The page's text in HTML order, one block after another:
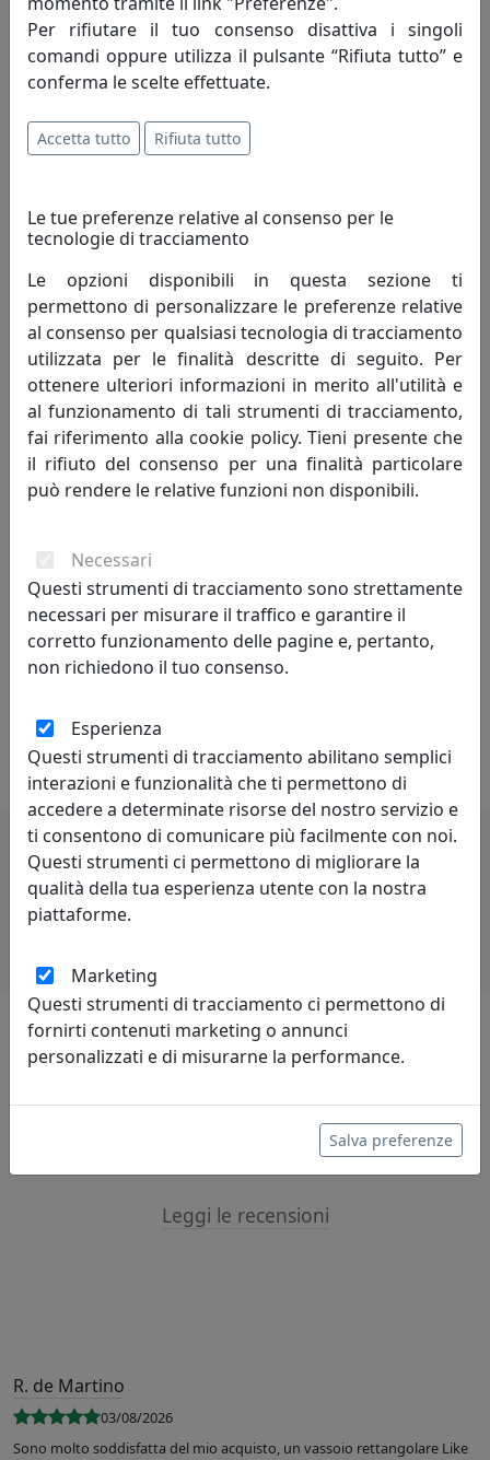
L’azienda nata nel 1962 per merito di
Romano Perenzin oggi è guidata,
continuando la tradizione famigliare, dal figlio
servizio contraddistinguono da sempre Perenz, che
offre ai suoi Clienti eleganza e raffinatezza in un mix di
Le collezioni Perenz coniugano prestigio e innovazione
tecnica nella ricerca di nuovi orizzonti espressivi.
Ogni famiglia è unica. Noi di Perenz lo sappiamo bene:
per questo le selezioniamo sempre per la loro singolare
costituzione, per lo spirito originale, per il colore inedito
ma soprattutto per l’innovazione che portano nel
mondo. I nostri coordinati sono personalità dal
carattere così peculiare e sorprendente da espandersi
in modo naturale, e sono sempre figlie di un amore: per
una forma, per una consistenza, per un materiale, per
È sempre il dettaglio che ci fa innamorare. Vogliamo
partecipare a questo spirito contemporaneo in
continua trasformazione proponendo gamme sempre
più ricche e personalizzate, capaci di vestire ambienti
diversi, dinamici, multicolore. Abbiamo deciso di
espansione che si manifesta in tutta la sua dirompente
varietà.
Potrebbero interessarti
Lascia una recensione
Leggi le recensioni
R. de Martino
03/08/2026
Sono molto soddisfatta del mio acquisto, un vassoio rettangolare Like
Per rifiutare il tuo consenso disattiva i singoli
comandi oppure utilizza il pulsante “Rifiuta tutto” e
conferma le scelte effettuate.
Accetta tutto Rifiuta tutto
Le tue preferenze relative al consenso per le
tecnologie di tracciamento
Le opzioni disponibili in questa sezione ti
permettono di personalizzare le preferenze relative
al consenso per qualsiasi tecnologia di tracciamento
utilizzata per le finalità descritte di seguito. Per
ottenere ulteriori informazioni in merito all'utilità e
al funzionamento di tali strumenti di tracciamento,
fai riferimento alla cookie policy. Tieni presente che
il rifiuto del consenso per una finalità particolare
può rendere le relative funzioni non disponibili.
Necessari
Questi strumenti di tracciamento sono strettamente
necessari per misurare il traffico e garantire il
corretto funzionamento delle pagine e, pertanto,
non richiedono il tuo consenso.
Esperienza
Questi strumenti di tracciamento abilitano semplici
interazioni e funzionalità che ti permettono di
accedere a determinate risorse del nostro servizio e
ti consentono di comunicare più facilmente con noi.
Questi strumenti ci permettono di migliorare la
qualità della tua esperienza utente con la nostra
piattaforme.
Marketing
Questi strumenti di tracciamento ci permettono di
fornirti contenuti marketing o annunci
personalizzati e di misurarne la performance.
Salva preferenze